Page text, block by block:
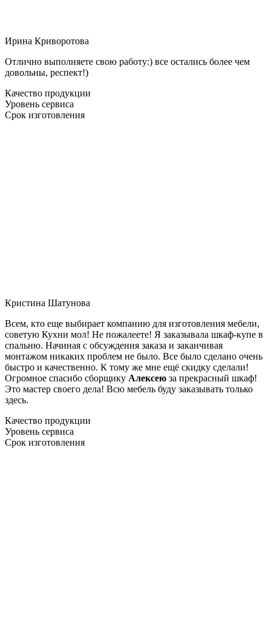
Ирина Криворотова
Отлично выполняете свою работу:) все остались более чем
довольны, респект!)
Качество продукции
Уровень сервиса
Срок изготовления
Кристина Шатунова
Всем, кто еще выбирает компанию для изготовления мебели,
советую Кухни мол! Не пожалеете! Я заказывала шкаф-купе в
спальню. Начиная с обсуждения заказа и заканчивая
монтажом никаких проблем не было. Все было сделано очень
быстро и качественно. К тому же мне ещё скидку сделали!
Огромное спасибо сборщику Алексею за прекрасный шкаф!
Это мастер своего дела! Всю мебель буду заказывать только
здесь.
Качество продукции
Уровень сервиса
Срок изготовления